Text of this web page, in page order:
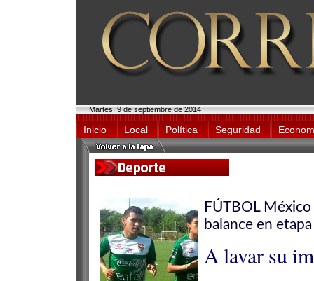
Martes, 9 de septiembre de 2014
Inicio Local Política Seguridad
FÚTBOL
balance en
A lavar su